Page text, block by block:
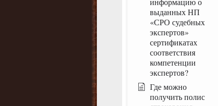
выданных НП
«СРО судебных
экспертов»
сертификатах
соответствия
компетенции
экспертов?
Где можно
получить полис